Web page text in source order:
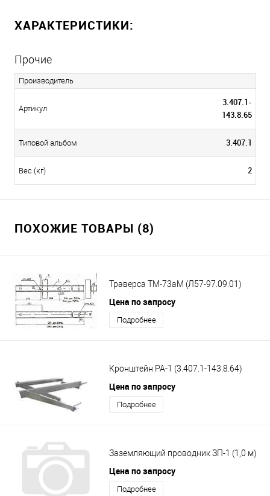
ХАРАКТЕРИСТИКИ:
Прочие
Производитель
Артикул
3.407.1-
143.8.65
Типовой альбом 3.407.1
Вес (кг) 2
ПОХОЖИЕ ТОВАРЫ (8)
Траверса ТМ-73аМ (Л57-97.09.01)
Цена по запросу
Подробнее
Кронштейн РА-1 (3.407.1-143.8.64)
Цена по запросу
Подробнее
Заземляющий проводник ЗП-1 (1,0 м)
Цена по запросу
Подробнее